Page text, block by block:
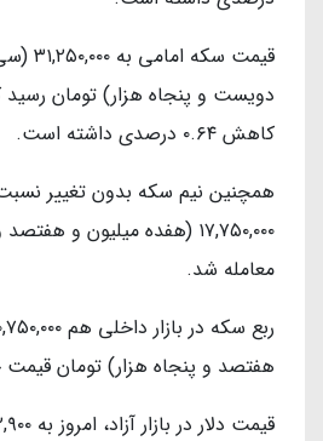
قیمت
دویست و پنجاه هزار) تومان رسید
کاهش ۰.۶۴ درصدی داشته است.
همچنین نیم سکه بدون تغییر
۱۷,۷۵۰,۰۰۰ (هفده میلیون و
معامله شد.
هفتصد و پنجاه هزار) تومان قیمت